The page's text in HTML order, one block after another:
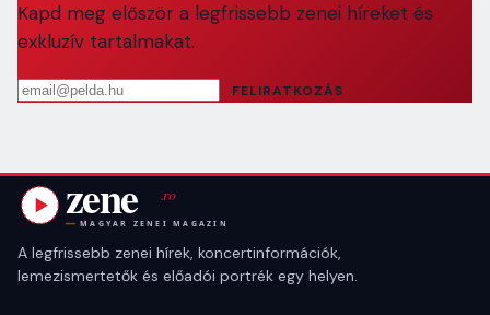
Kapd meg először a legfrissebb zenei híreket és
exkluzív tartalmakat.
Email cím
FELIRATKOZÁS
A legfrissebb zenei hírek, koncertinformációk,
lemezismertetők és előadói portrék egy helyen.